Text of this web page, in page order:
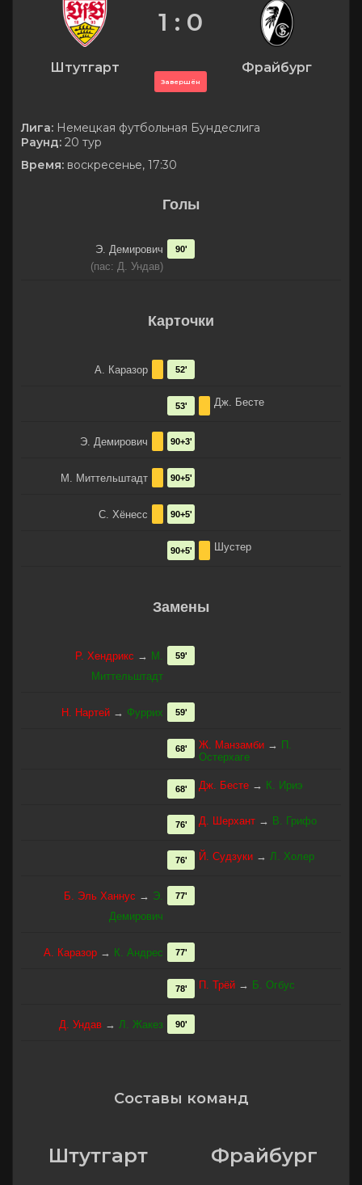
Штутгарт
1 : 0
Завершён
Фрайбург
Лига: Немецкая футбольная Бундеслига
Раунд: 20 тур
Время: воскресенье, 17:30
Голы
Э. Демирович
(пас: Д. Ундав)
90'
Карточки
А. Каразор 52'
Дж. Бесте
53'
Э. Демирович 90+3'
М. Миттельштадт 90+5'
С. Хёнесс 90+5'
Шустер
90+5'
Замены
Р. Хендрикс → М.
Миттельштадт
59'
Н. Нартей → Фуррих 59'
Ж. Манзамби → П.
Остерхаге
68'
Дж. Бесте → К. Ириэ
68'
Д. Шерхант → В. Грифо
76'
Й. Судзуки → Л. Холер
76'
Б. Эль Ханнус → Э.
Демирович
77'
А. Каразор → К. Андрес 77'
П. Трёй → Б. Огбус
78'
Д. Ундав → Л. Жакез 90'
Составы команд
Штутгарт Фрайбург